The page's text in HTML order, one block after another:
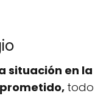
situación en la
todo